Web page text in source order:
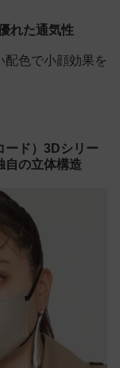
れた通気性
配色で小顔効果を
ード）3Dシリー
自の立体構造